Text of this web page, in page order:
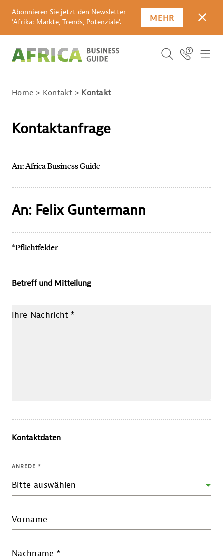
Abonnieren Sie jetzt den Newsletter
'Afrika: Märkte, Trends, Potenziale'.
MEHR
ICON
Suchbegriff
SUCHEN
Icon Link
Home Kontakt Kontakt
Kontaktanfrage
An: Africa Business Guide
An: Felix Guntermann
*Pflichtfelder
Betreff und Mitteilung
Ihre Nachricht *
Kontaktdaten
ANREDE *
Vorname
Nachname *